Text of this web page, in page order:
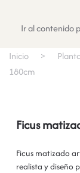
Ir al contenido
Inicio
180cm
Ficus
Ficus matizado
realista y diseño